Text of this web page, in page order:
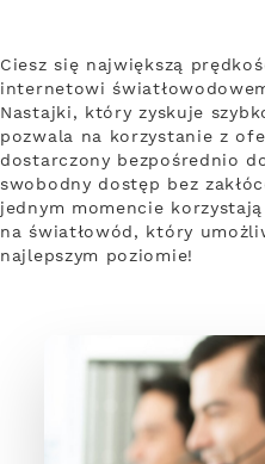
Ciesz się największą
internetowi
Nastajki, który zyskuje
pozwala na korzystanie z
dostarczony bezpośrednio
swobodny dostęp bez
jednym momencie
na światłowód, który
najlepszym poziomie!